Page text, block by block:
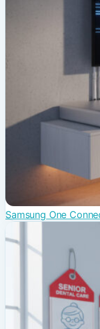
Samsung One